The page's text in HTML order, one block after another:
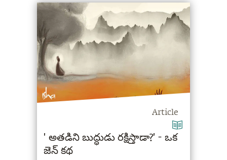
Article
'అతడిని బుద్ధుడు రక్షిస్తాడా?' - ఒక
జెన్ కథ